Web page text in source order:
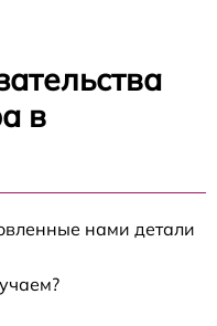
в
нами детали